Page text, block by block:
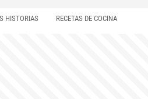
HISTORIAS RECETAS DE COCINA